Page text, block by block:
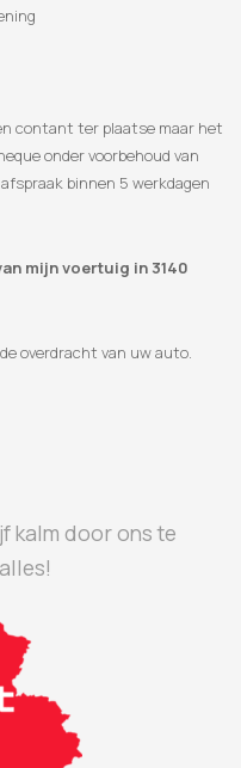
contant ter plaatse maar het
onder voorbehoud van
binnen 5 werkdagen
mijn voertuig in 3140
overdracht van uw auto.
kalm door ons te